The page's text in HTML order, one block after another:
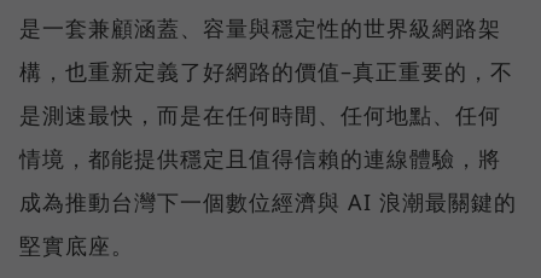
是一套兼顧涵蓋、容量與穩定性的世界級網路架
構，也重新定義了好網路的價值–真正重要的，不
是測速最快，而是在任何時間、任何地點、任何
情境，都能提供穩定且值得信賴的連線體驗，將
成為推動台灣下一個數位經濟與 AI 浪潮最關鍵的
堅實底座。